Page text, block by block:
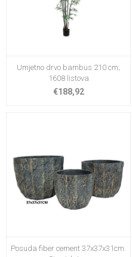
Umjetno drvo bambus 210 cm;
1608 listova
€188,92
Posuda fiber cement 37x37x31cm.